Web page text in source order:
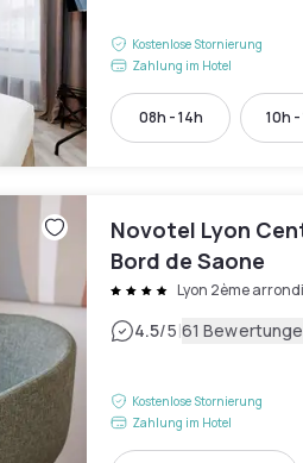
Kostenlose Stornierung
Zahlung im Hotel
08h - 14h 10h -
Novotel Lyon
Bord de Saone
Lyon 2ème
4.5/5|61
Kostenlose Stornierung
Zahlung im Hotel